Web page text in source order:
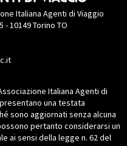
Italiana Agenti di Viaggio
- 10149 Torino TO
Italiana Agenti di
una testata
sono aggiornati senza alcuna
pertanto considerarsi un
ai sensi della legge n. 62 del